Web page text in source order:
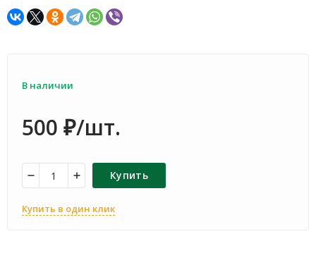
В наличии
500 ₽/шт.
Купить
Купить в один клик